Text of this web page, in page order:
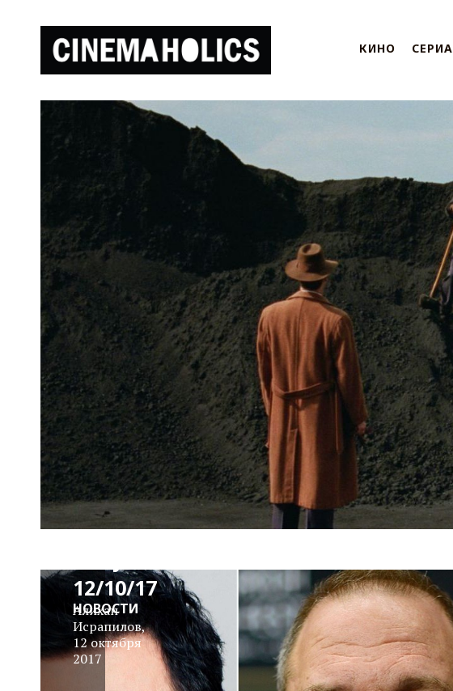
КИНО
News
Block
12/10/17
Алихан
Исрапилов,
12 октября
2017
НОВОСТИ